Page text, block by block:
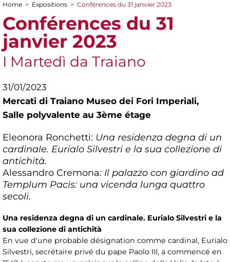
You are here
Home > Expositions > Conférences du 31 janvier 2023
Conférences du 31
janvier 2023
I Martedì da Traiano
31/01/2023
Mercati di Traiano Museo dei Fori Imperiali,
Salle polyvalente au 3ème étage
Eleonora Ronchetti: Una residenza degna di un
cardinale. Eurialo Silvestri e la sua collezione di
antichità.
Alessandro Cremona: Il palazzo con giardino ad
Templum Pacis: una vicenda lunga quattro
secoli.
Una residenza degna di un cardinale. Eurialo Silvestri e la
sua collezione di antichità
En vue d'une probable désignation comme cardinal, Eurialo
Silvestri, secrétaire privé du pape Paolo III, a commencé en